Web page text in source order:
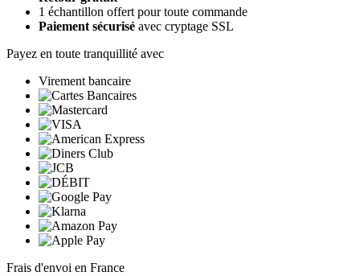
1 échantillon offert pour toute commande
Paiement sécurisé avec cryptage SSL
Payez en toute tranquillité avec
Virement bancaire
Frais d'envoi en France